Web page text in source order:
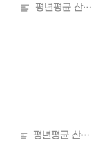
평년평균 산출기간
평년평균 산출자료 출처